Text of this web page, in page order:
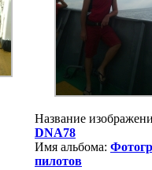
Название
DNA78
Имя альбома:
пилотов